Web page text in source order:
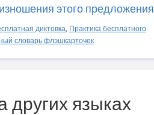
этого предложения
диктовка, Практика бесплатного
словарь флэшкарточек
других языках